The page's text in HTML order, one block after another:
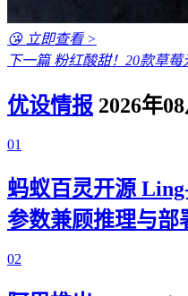
😘 立即查看 >
下一篇粉红酸甜！20款草莓
优设情报 2026年
01
蚂蚁百灵开源
参数兼顾推理与部
02